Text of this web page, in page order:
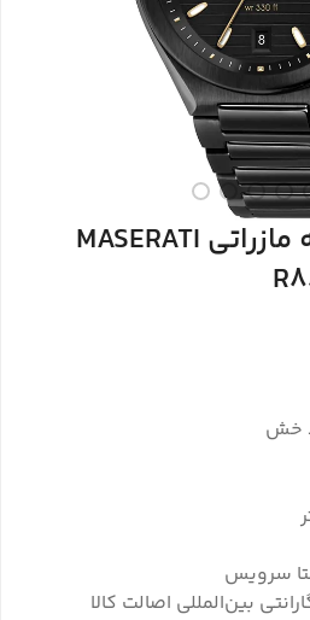
ساعت مچی مردانه مازراتی MASERATI
خش
بین‌المللی اصالت کالا